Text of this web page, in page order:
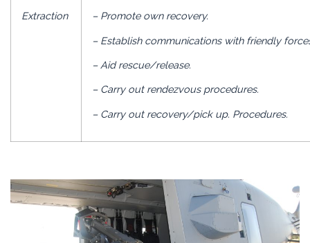
Extraction – Promote own recovery.
– Establish communications with friendly
– Aid rescue/release.
– Carry out rendezvous procedures.
– Carry out recovery/pick up. Procedures.